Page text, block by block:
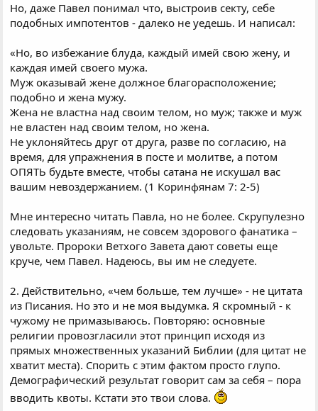
Но, даже Павел понимал что, выстроив секту, себе
подобных импотентов - далеко не уедешь. И написал:
«Но, во избежание блуда, каждый имей свою жену, и
каждая имей своего мужа.
Муж оказывай жене должное благорасположение;
подобно и жена мужу.
Жена не властна над своим телом, но муж; также и муж
не властен над своим телом, но жена.
Не уклоняйтесь друг от друга, разве по согласию, на
время, для упражнения в посте и молитве, а потом
ОПЯТЬ будьте вместе, чтобы сатана не искушал вас
вашим невоздержанием. (1 Коринфянам 7: 2-5)
Мне интересно читать Павла, но не более. Скрупулезно
следовать указаниям, не совсем здорового фанатика –
увольте. Пророки Ветхого Завета дают советы еще
круче, чем Павел. Надеюсь, вы им не следуете.
2. Действительно, «чем больше, тем лучше» - не цитата
из Писания. Но это и не моя выдумка. Я скромный - к
чужому не примазываюсь. Повторяю: основные
религии провозгласили этот принцип исходя из
прямых множественных указаний Библии (для цитат не
хватит места). Спорить с этим фактом просто глупо.
Демографический результат говорит сам за себя – пора
вводить квоты. Кстати это твои слова.